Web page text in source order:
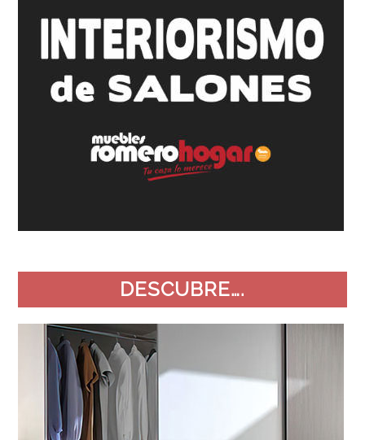
DESCUBRE….